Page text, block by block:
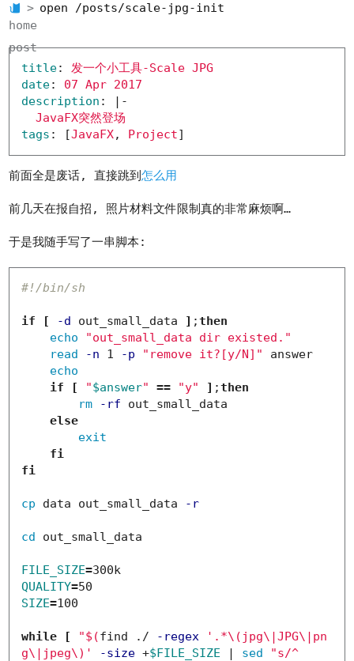
open /posts/scale-jpg-init
home
post
title:
发一个小工具-Scale JPG
date:
07 Apr 2017
description :
|-
JavaFX突然登场
tags : [JavaFX, Project]
前面全是废话, 直接跳到怎么用
前几天在报自招, 照片材料文件限制真的非常麻烦啊…
于是我随手写了一串脚本:
#!/bin/sh
if [ -d out_small_data ] ;then
echo
"out_small_data dir existed."
read
-n 1 -p "remove it?[y/N]"
answer
echo
if
[ "$answer" == "y" ] ;then
rm
-rf out_small_data
else
exit
fi
fi
cp data out_small_data -r
cd out_small_data
FILE_SIZE=
QUALITY=
SIZE=100
while [ "$(find ./ -regex
'.*\(jpg\|JPG\|pn
g\|jpeg\)'
-size +$FILE_SIZE | sed
"s/^